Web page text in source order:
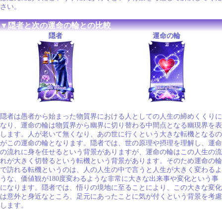
さい。
▼隠者と次の運命の輪との比較
隠者 運命の輪
隠者は愚者から始まった物質界における人としての人生の締めくくりに
なり、運命の輪は物質界から幽界に切り替わる中間点となる幽現界を表
します。人が老いて無くなり、あの世に行くという大きな転機となるの
がこの運命の輪となります。隠者では、世の原理や摂理を理解し、運命
の流れに身を任せるという背景がありますが、運命の輪はこの人生の流
れが大きく切替るという転機という背景があります。そのため運命の輪
で訪れる転機というのは、人の人生の中で言うと人生が大きく変わるよ
うな、価値観が180度変わるような非常に大きな出来事や変化という事
になります。隠者では、悟りの境地に至ることにより、この大きな変化
は意外と身近なところ、足元にあったことに気が付くという背景を考慮
します。